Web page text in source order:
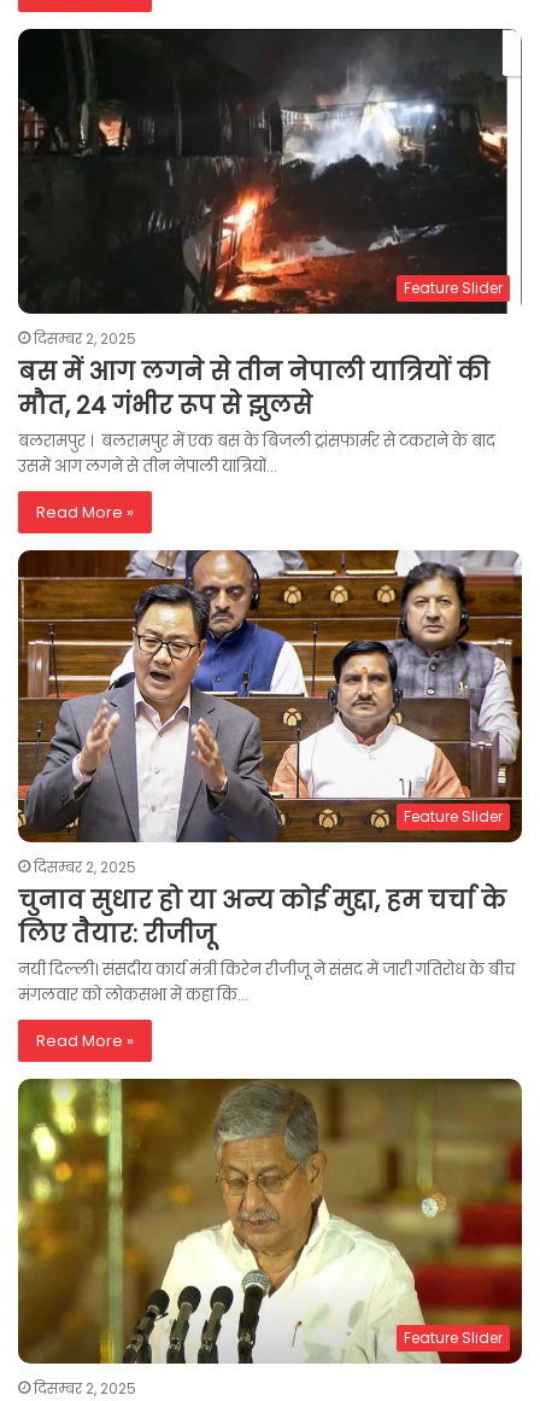
Feature Slider
दिसम्बर 2, 2025
बस में आग लगने से तीन नेपाली यात्रियों की
मौत, 24 गंभीर रूप से झुलसे
बलरामपुर । बलरामपुर में एक बस के बिजली ट्रांसफार्मर से टकराने के बाद
उसमें आग लगने से तीन नेपाली यात्रियों…
Read More »
Feature Slider
दिसम्बर 2, 2025
चुनाव सुधार हो या अन्य कोई मुद्दा, हम चर्चा के
लिए तैयार: रीजीजू
नयी दिल्ली। संसदीय कार्य मंत्री किरेन रीजीजू ने संसद में जारी गतिरोध के बीच
मंगलवार को लोकसभा में कहा कि…
Read More »
Feature Slider
दिसम्बर 2, 2025